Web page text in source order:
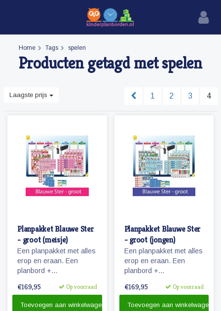
Home Tags spelen
Producten getagd met spelen
Laagste prijs 1 2 3 4
Planpakket Blauwe Ster
- groot (meisje)
Een planpakket met alles
erop en eraan. Een
planbord +
reinigingsmateriaal.
€169,95 Op voorraad
Toevoegen aan winkelwagen
Planpakket Blauwe Ster
- groot (jongen)
Een planpakket met alles
erop en eraan. Een
planbord +
reinigingsmateriaal.
€169,95 Op voorraad
Toevoegen aan winkelwagen